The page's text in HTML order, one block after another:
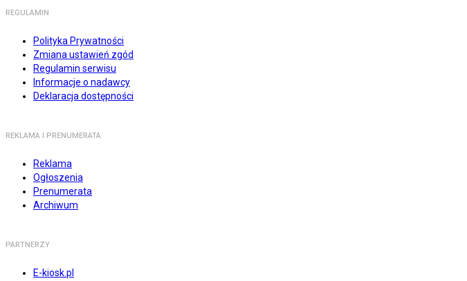
REGULAMIN
Polityka Prywatności
Zmiana ustawień zgód
Regulamin serwisu
Informacje o nadawcy
Deklaracja dostępności
REKLAMA I PRENUMERATA
Reklama
Ogłoszenia
Prenumerata
Archiwum
PARTNERZY
E-kiosk.pl